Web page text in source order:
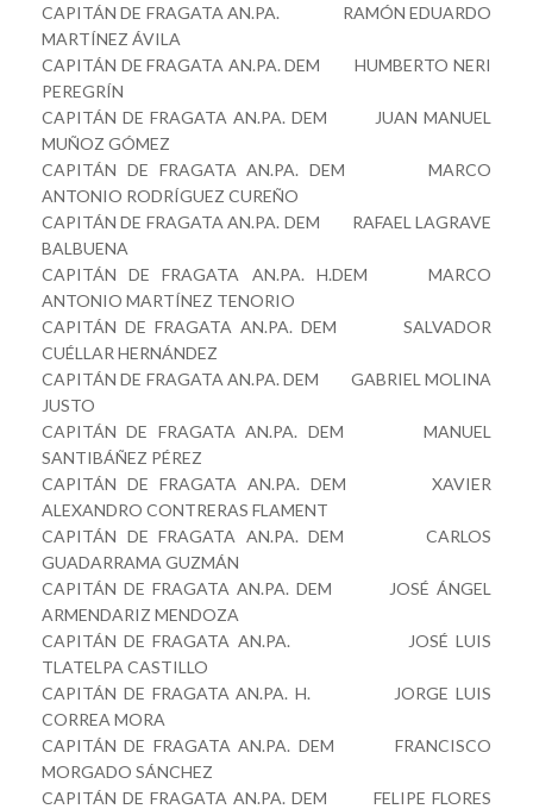
CAPITÁN DE FRAGATA AN.PA. RAMÓN EDUARDO
MARTÍNEZ ÁVILA
CAPITÁN DE FRAGATA AN.PA. DEM HUMBERTO NERI
PEREGRÍN
CAPITÁN DE FRAGATA AN.PA. DEM JUAN MANUEL
MUÑOZ GÓMEZ
CAPITÁN DE FRAGATA AN.PA. DEM MARCO
ANTONIO RODRÍGUEZ CUREÑO
CAPITÁN DE FRAGATA AN.PA. DEM RAFAEL LAGRAVE
BALBUENA
CAPITÁN DE FRAGATA AN.PA. H.DEM MARCO
ANTONIO MARTÍNEZ TENORIO
CAPITÁN DE FRAGATA AN.PA. DEM SALVADOR
CUÉLLAR HERNÁNDEZ
CAPITÁN DE FRAGATA AN.PA. DEM GABRIEL MOLINA
JUSTO
CAPITÁN DE FRAGATA AN.PA. DEM MANUEL
SANTIBÁÑEZ PÉREZ
CAPITÁN DE FRAGATA AN.PA. DEM XAVIER
ALEXANDRO CONTRERAS FLAMENT
CAPITÁN DE FRAGATA AN.PA. DEM CARLOS
GUADARRAMA GUZMÁN
CAPITÁN DE FRAGATA AN.PA. DEM JOSÉ ÁNGEL
ARMENDARIZ MENDOZA
CAPITÁN DE FRAGATA AN.PA. JOSÉ LUIS
TLATELPA CASTILLO
CAPITÁN DE FRAGATA AN.PA. H. JORGE LUIS
CORREA MORA
CAPITÁN DE FRAGATA AN.PA. DEM FRANCISCO
MORGADO SÁNCHEZ
CAPITÁN DE FRAGATA AN.PA. DEM FELIPE FLORES